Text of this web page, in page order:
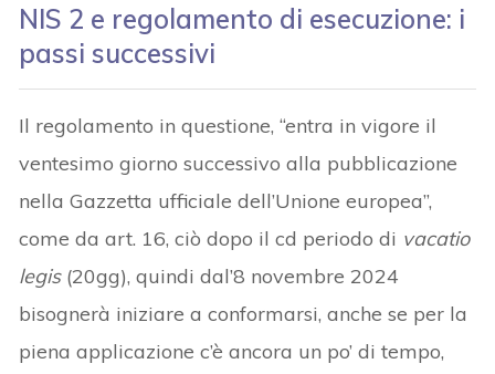
NIS 2 e regolamento di esecuzione: i
passi successivi
Il regolamento in questione, “entra in vigore il
ventesimo giorno successivo alla pubblicazione
nella Gazzetta ufficiale dell’Unione europea”,
come da art. 16, ciò dopo il cd periodo di vacatio
legis(20gg), quindi dal’8 novembre 2024
bisognerà iniziare a conformarsi, anche se per la
piena applicazione c’è ancora un po’ di tempo,